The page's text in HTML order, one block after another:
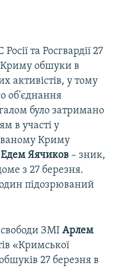
та Росгвардії 27
Криму обшуки в
активістів, у тому
об'єднання
було затримано
в участі у
Криму
Едем Яячиков – зник,
з 27 березня.
підозрюваний
ЗМІ Арлем
«Кримської
27 березня в